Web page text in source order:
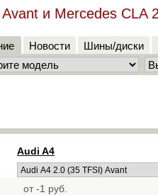
и Mercedes CLA
Новости Шины/диски
Audi A4
от -1 руб.